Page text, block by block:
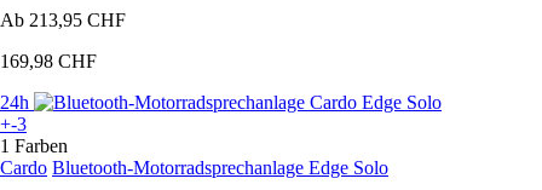
Ab 213,95 CHF
169,98 CHF
24h
+-3
1 Farben
Cardo Bluetooth-Motorradsprechanlage Edge Solo